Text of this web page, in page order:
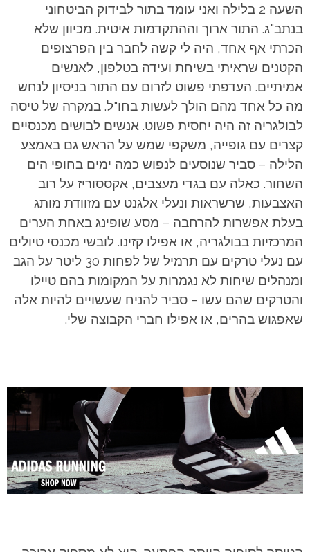
השעה 2 בלילה ואני עומד בתור לבידוק הביטחוני
בנתב"ג. התור ארוך וההתקדמות איטית. מכיוון שלא
הכרתי אף אחד, היה לי קשה לחבר בין הפרצופים
הקטנים שראיתי בשיחת ועידה בטלפון, לאנשים
אמיתיים. העדפתי פשוט לזרום עם התור בניסיון לנחש
מה כל אחד מהם הולך לעשות בחו"ל. במקרה של טיסה
לבולגריה זה היה יחסית פשוט. אנשים לבושים מכנסיים
קצרים עם גופייה, משקפי שמש על הראש גם באמצע
הלילה – סביר שנוסעים לנפוש כמה ימים בחופי הים
השחור. כאלה עם בגדי מעצבים, אקססוריז על רוב
האצבעות, שרשראות ונעלי אלגנט עם מזוודת מותג
בעלת אפשרות להרחבה – מסע שופינג באחת הערים
המרכזיות בבולגריה, או אפילו קזינו. לובשי מכנסי טיולים
עם נעלי טרקים עם תרמיל של לפחות 30 ליטר על הגב
ומנהלים שיחות לא נגמרות על המקומות בהם טיילו
והטרקים שהם עשו – סביר להניח שעשויים להיות אלה
שאפגוש בהרים, או אפילו חברי הקבוצה שלי.